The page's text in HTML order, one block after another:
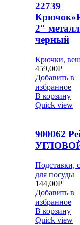
22739
2″ металл
черный
Крючки,
459,00Р
Добавить в
избранное
В корзину
Quick view
900062
Подставки,
для посуды
144,00Р
Добавить в
избранное
В корзину
Quick view